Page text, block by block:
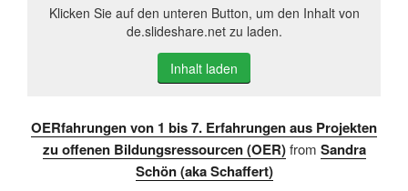
Klicken Sie auf den unteren Button, um den Inhalt von
de.slideshare.net zu laden.
Inhalt laden
OERfahrungen von 1 bis 7. Erfahrungen aus Projekten
zu offenen Bildungsressourcen (OER) from Sandra
Schön (aka Schaffert)